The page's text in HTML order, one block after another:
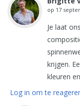
op 17
Je laat
krijgen.
kleuren
Log in om te